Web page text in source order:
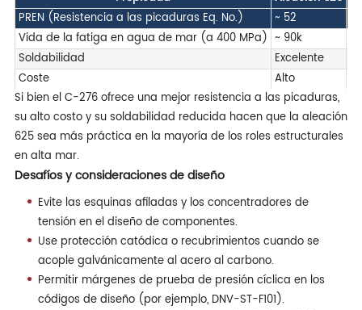
PREN (Resistencia a las picaduras Eq. No.)
~ 52
Vida de la fatiga en agua de mar (a 400 MPa) ~ 90k
Soldabilidad
Excelente
Coste
Alto
Si bien el C-276 ofrece una mejor resistencia a las picaduras,
su alto costo y su soldabilidad reducida hacen que la aleación
625 sea más práctica en la mayoría de los roles estructurales
en alta mar.
Desafíos y consideraciones de diseño
Evite las esquinas afiladas y los concentradores de
tensión en el diseño de componentes.
Use protección catódica o recubrimientos cuando se
acople galvánicamente al acero al carbono.
Permitir márgenes de prueba de presión cíclica en los
códigos de diseño (por ejemplo, DNV-ST-F101).